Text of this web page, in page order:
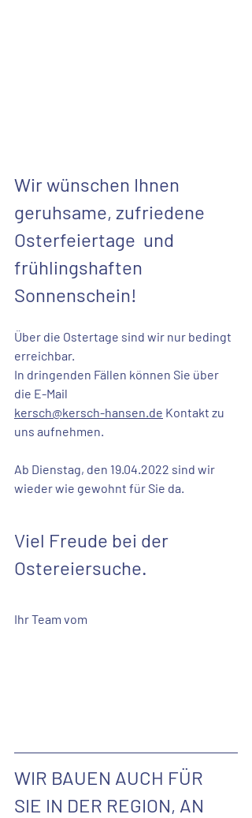
Wir wünschen Ihnen
geruhsame, zufriedene
Osterfeiertage  und
frühlingshaften
Sonnenschein!
Über die Ostertage sind wir nur bedingt
erreichbar.
In dringenden Fällen können Sie über
die E-Mail
kersch@kersch-hansen.de Kontakt zu
uns aufnehmen.
Ab Dienstag, den 19.04.2022 sind wir
wieder wie gewohnt für Sie da.
Viel Freude bei der
Ostereiersuche.
Ihr Team vom
WIR BAUEN AUCH FÜR
SIE IN DER REGION, AN